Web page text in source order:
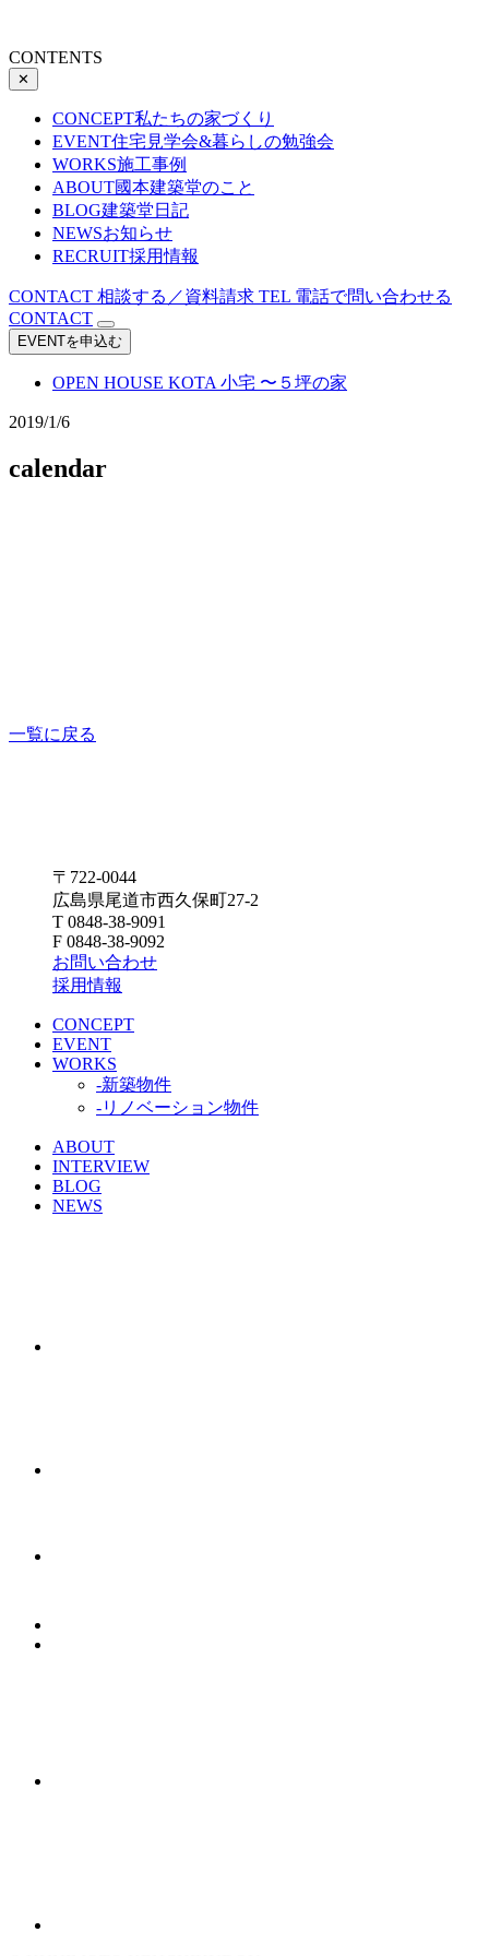
CONTENTS
✕
CONCEPT私たちの家づくり
EVENT住宅見学会&暮らしの勉強会
WORKS施工事例
ABOUT國本建築堂のこと
BLOG建築堂日記
NEWSお知らせ
RECRUIT採用情報
CONTACT 相談する／資料請求 TEL 電話で問い合わせる
CONTACT
EVENTを申込む
OPEN HOUSE KOTA 小宅 〜５坪の家
2019/1/6
calendar
一覧に戻る
〒722-0044
広島県尾道市西久保町27-2
T 0848-38-9091
F 0848-38-9092
お問い合わせ
採用情報
CONCEPT
EVENT
WORKS
-新築物件
-リノベーション物件
ABOUT
INTERVIEW
BLOG
NEWS